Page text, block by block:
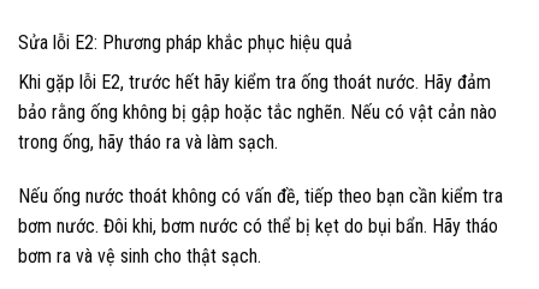
Sửa lỗi E2: Phương pháp khắc phục hiệu quả
Khi gặp lỗi E2, trước hết hãy kiểm tra ống thoát nước. Hãy đảm
bảo rằng ống không bị gập hoặc tắc nghẽn. Nếu có vật cản nào
trong ống, hãy tháo ra và làm sạch.
Nếu ống nước thoát không có vấn đề, tiếp theo bạn cần kiểm tra
bơm nước. Đôi khi, bơm nước có thể bị kẹt do bụi bẩn. Hãy tháo
bơm ra và vệ sinh cho thật sạch.